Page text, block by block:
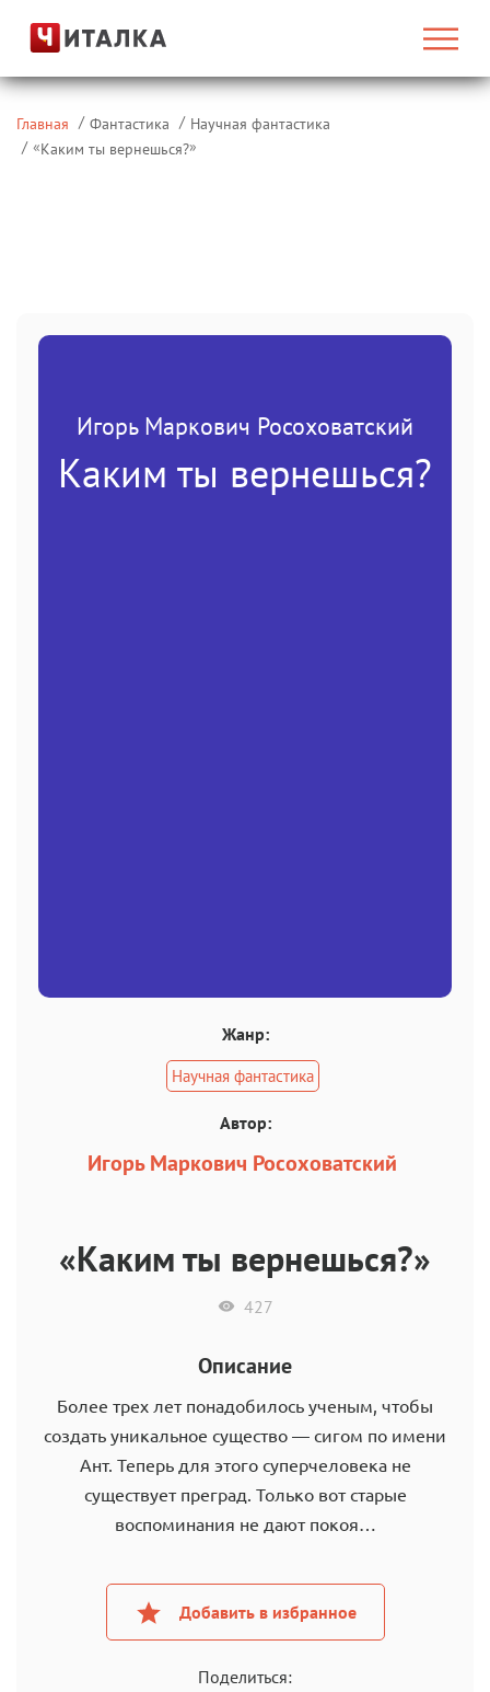
Главная Фантастика
Научная фантастика
«Каким ты вернешься?»
Игорь Маркович Росоховатский
Каким ты вернешься?
Жанр:
Научная фантастика
Автор:
Игорь Маркович Росоховатский
«Каким ты вернешься?»
427
Описание
Более трех лет понадобилось ученым, чтобы
создать уникальное существо — сигом по имени
Ант. Теперь для этого суперчеловека не
существует преград. Только вот старые
воспоминания не дают покоя…
Добавить в избранное
Поделиться: